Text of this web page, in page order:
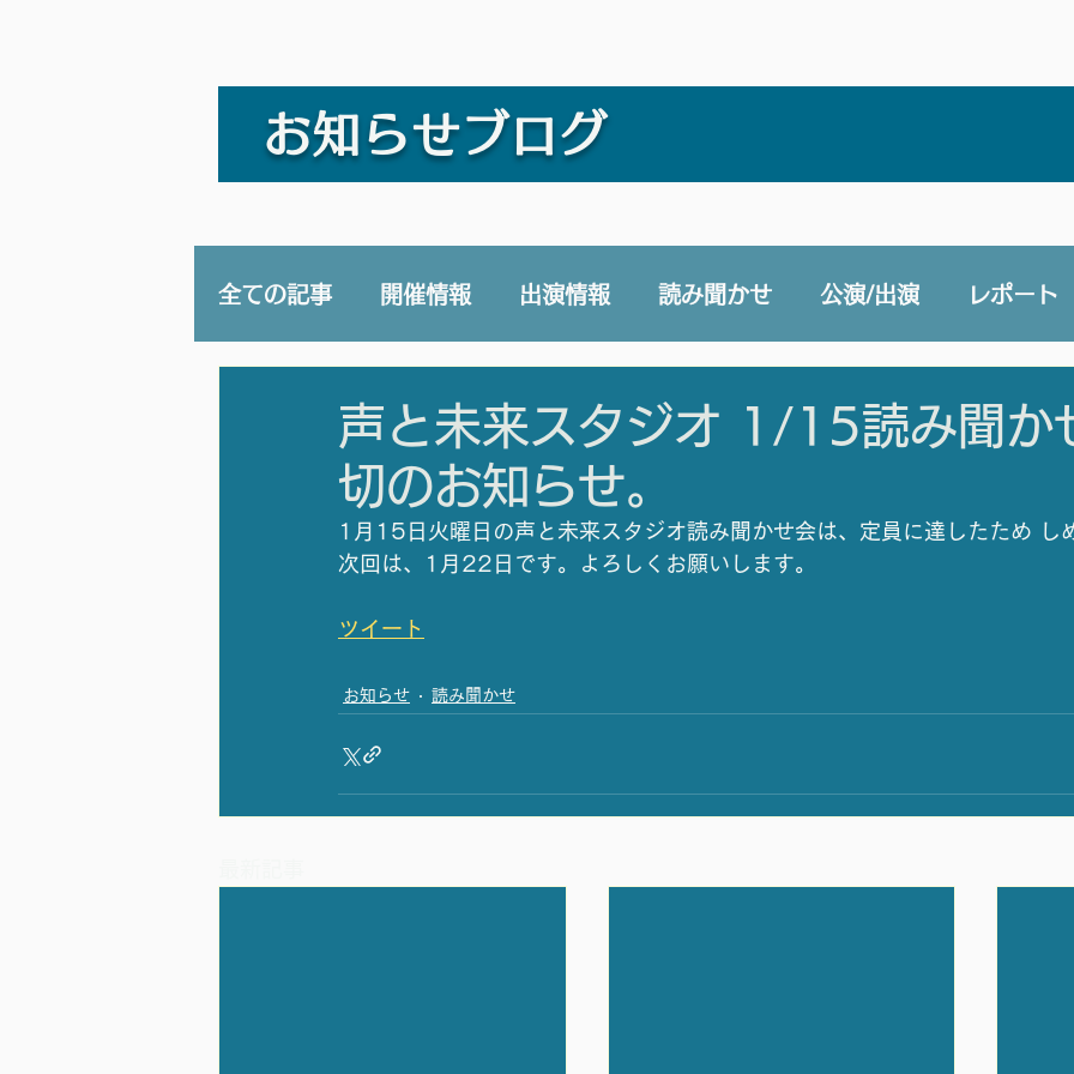
お知らせブログ
全ての記事 開催情報 出演情報 読み聞かせ 公演/出演 レポート
声と未来スタジオ 1/15読み聞か
切のお知らせ。
1月15日火曜日の声と未来スタジオ読み聞かせ会は、定員に達したため し
次回は、1月22日です。よろしくお願いします。
ツイート
お知らせ 読み聞かせ